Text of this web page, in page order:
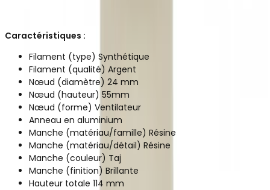
Caractéristiques :
Filament (type) Synthétique
Filament (qualité) Argent
Nœud (diamètre) 24 mm
Nœud (hauteur) 55mm
Nœud (forme) Ventilateur
Anneau en aluminium
Manche (matériau/famille) Résine
Manche (matériau/détail) Résine
Manche (couleur) Taj
Manche (finition) Brillante
Hauteur totale 114 mm